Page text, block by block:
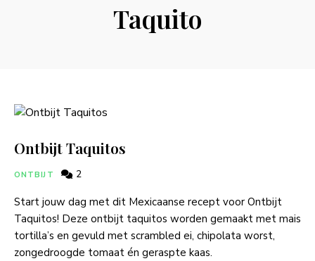
Taquito
Ontbijt Taquitos
ONTBIJT 2
Start jouw dag met dit Mexicaanse recept voor Ontbijt
Taquitos! Deze ontbijt taquitos worden gemaakt met mais
tortilla’s en gevuld met scrambled ei, chipolata worst,
zongedroogde tomaat én geraspte kaas.